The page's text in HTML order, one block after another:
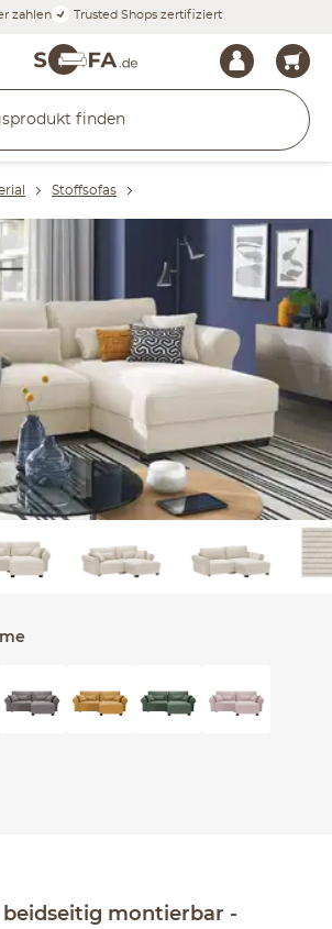
zahlen Trusted Shops zertifiziert
Stoffsofas
beidseitig montierbar